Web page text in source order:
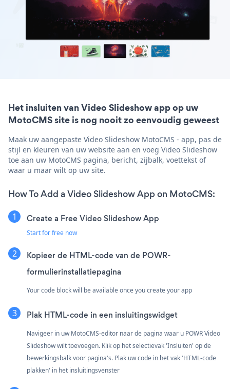
Het insluiten van Video Slideshow app op uw
MotoCMS site is nog nooit zo eenvoudig geweest
Maak uw aangepaste Video Slideshow MotoCMS - app, pas de
stijl en kleuren van uw website aan en voeg Video Slideshow
toe aan uw MotoCMS pagina, bericht, zijbalk, voettekst of
waar u maar wilt op uw site.
How To Add a Video Slideshow App on MotoCMS:
Create a Free Video Slideshow App
Start for free now
Kopieer de HTML-code van de POWR-
formulierinstallatiepagina
Your code block will be available once you create your app
Plak HTML-code in een insluitingswidget
Navigeer in uw MotoCMS-editor naar de pagina waar u POWR Video
Slideshow wilt toevoegen. Klik op het selectievak 'Insluiten' op de
bewerkingsbalk voor pagina's. Plak uw code in het vak 'HTML-code
plakken' in het insluitingsvenster